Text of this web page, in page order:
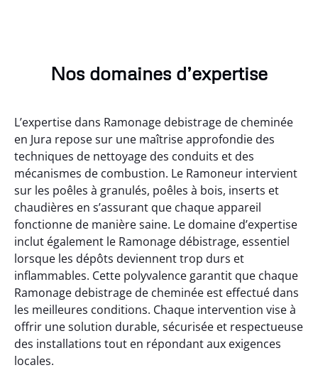
Nos domaines d’expertise
L’expertise dans Ramonage debistrage de cheminée
en Jura repose sur une maîtrise approfondie des
techniques de nettoyage des conduits et des
mécanismes de combustion. Le Ramoneur intervient
sur les poêles à granulés, poêles à bois, inserts et
chaudières en s’assurant que chaque appareil
fonctionne de manière saine. Le domaine d’expertise
inclut également le Ramonage débistrage, essentiel
lorsque les dépôts deviennent trop durs et
inflammables. Cette polyvalence garantit que chaque
Ramonage debistrage de cheminée est effectué dans
les meilleures conditions. Chaque intervention vise à
offrir une solution durable, sécurisée et respectueuse
des installations tout en répondant aux exigences
locales.